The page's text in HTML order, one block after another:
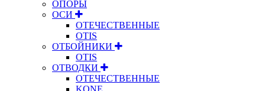
ОПОРЫ
ОСИ
ОТЕЧЕСТВЕННЫЕ
OTIS
ОТБОЙНИКИ
OTIS
ОТВОДКИ
ОТЕЧЕСТВЕННЫЕ
KONE